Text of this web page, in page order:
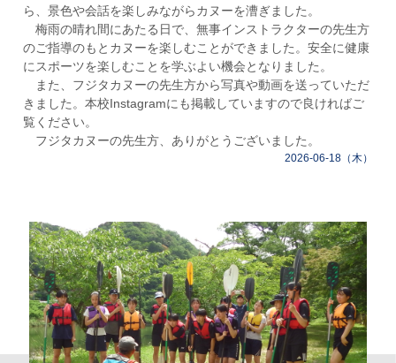
ら、景色や会話を楽しみながらカヌーを漕ぎました。
⁡ 梅雨の晴れ間にあたる日で、無事インストラクターの先生方
のご指導のもとカヌーを楽しむことができました。安全に健康
にスポーツを楽しむことを学ぶよい機会となりました。
また、フジタカヌーの先生方から写真や動画を送っていただ
きました。本校Instagramにも掲載していますので良ければご
覧ください。
フジタカヌーの先生方、ありがとうございました。
2026-06-18（木）